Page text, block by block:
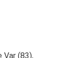
(83),